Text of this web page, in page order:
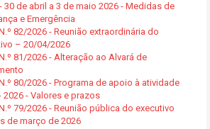
30 de abril a 3 de maio 2026 - Medidas de
e Emergência
82/2026 - Reunião extraordinária do
– 20/04/2026
81/2026 - Alteração ao Alvará de
80/2026 - Programa de apoio à atividade
2026 - Valores e prazos
79/2026 - Reunião pública do executivo
de março de 2026